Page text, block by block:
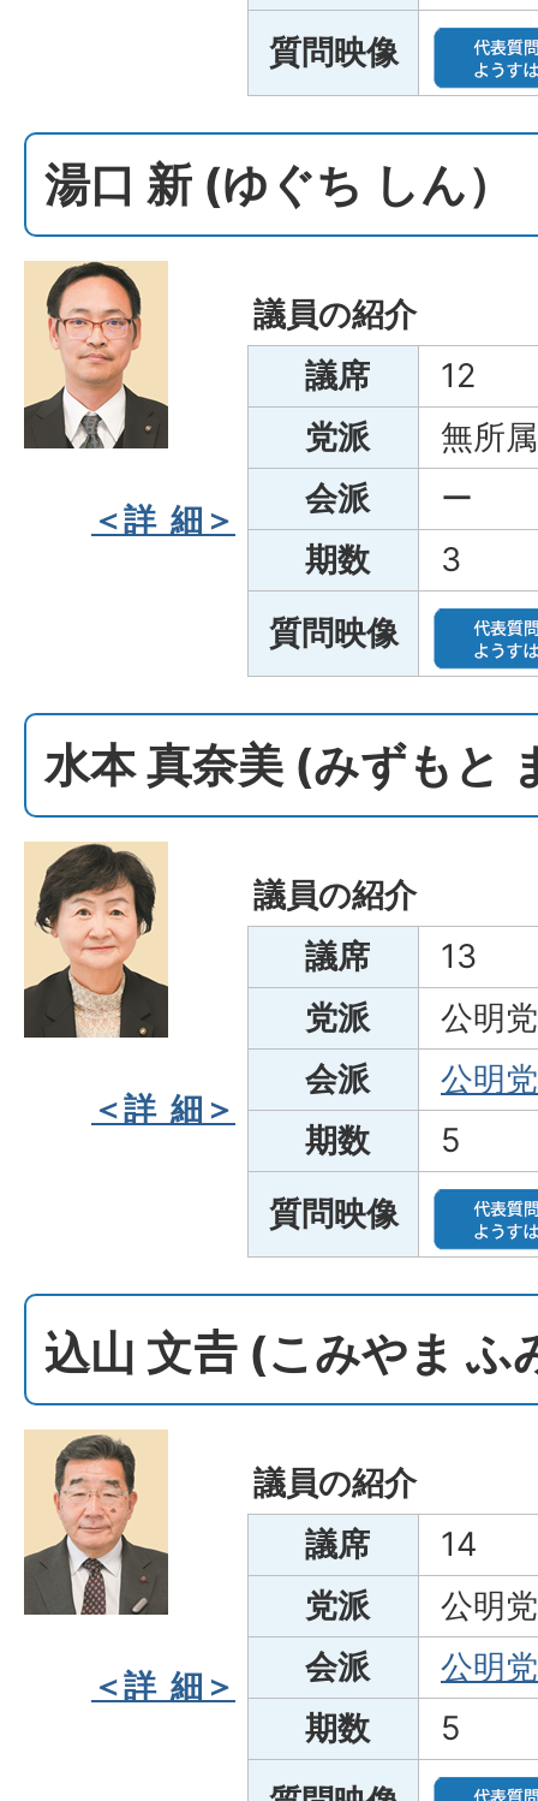
質問映像
湯口 新 (ゆぐち しん）
＜詳 細＞
議員の紹介
議席
12
党派
無所属
会派
ー
期数
3
質問映像
水本 真奈美 (みずもと
＜詳 細＞
議員の紹介
議席
13
党派
公明党
会派
公明党
期数
5
質問映像
込山 文𠮷 (こみやま ふ
＜詳 細＞
議員の紹介
議席
14
党派
公明党
会派
公明党
期数
5